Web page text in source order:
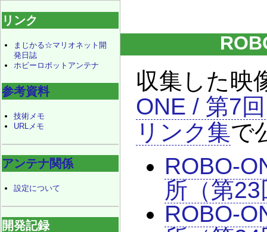
収集した映
ONE / 第7
リンク集で
ROBO-
所（第23
ROBO-
リンク
まじかる☆マリオネット開
発日誌
ホビーロボットアンテナ
参考資料
技術メモ
URLメモ
アンテナ関係
設定について
開発記録